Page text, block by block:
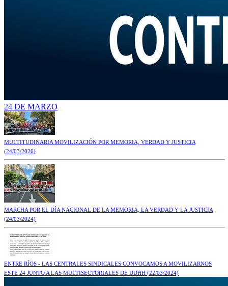
24 DE MARZO
MULTITUDINARIA MOVILIZACIÓN POR MEMORIA, VERDAD Y JUSTICIA
(24/03/2026)
MARCHA POR EL DÍA NACIONAL DE LA MEMORIA, LA VERDAD Y LA JUSTICIA
(24/03/2024)
ENTRE RÍOS - LAS CENTRALES SINDICALES CONVOCAMOS A MOVILIZARNOS
ESTE 24 JUNTO A LAS MULTISECTORIALES DE DDHH (22/03/2024)